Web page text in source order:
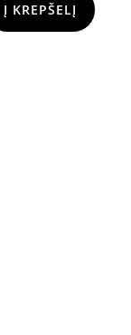
Į KREPŠELĮ